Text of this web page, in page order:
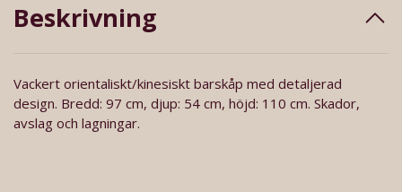
Beskrivning
Vackert orientaliskt/kinesiskt barskåp med detaljerad
design. Bredd: 97 cm, djup: 54 cm, höjd: 110 cm. Skador,
avslag och lagningar.